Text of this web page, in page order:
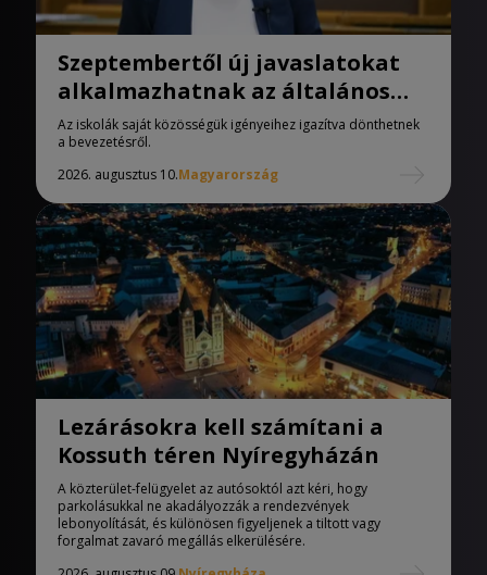
Szeptembertől új javaslatokat
alkalmazhatnak az általános
iskolák
Az iskolák saját közösségük igényeihez igazítva dönthetnek
a bevezetésről.
2026. augusztus 10.Magyarország
Lezárásokra kell számítani a
Kossuth téren Nyíregyházán
A közterület-felügyelet az autósoktól azt kéri, hogy
parkolásukkal ne akadályozzák a rendezvények
lebonyolítását, és különösen figyeljenek a tiltott vagy
forgalmat zavaró megállás elkerülésére.